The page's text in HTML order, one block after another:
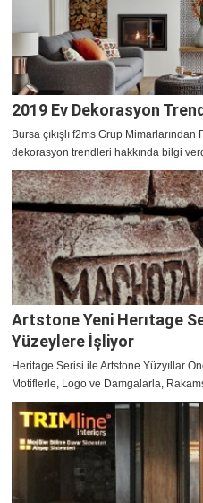
2019 Ev Dekorasyon
Bursa çıkışlı f2ms Grup
dekorasyon trendleri hakkında bilgi
Artstone Yeni Herıtage
Yüzeylere İşliyor
Heritage Serisi ile Artstone Yüzyıllar
Motiflerle, Logo ve Damgalarla,